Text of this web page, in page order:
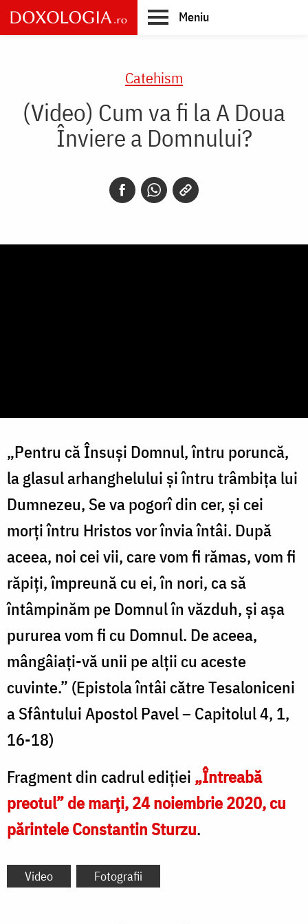
Skip
to
main
Meniu
Catehism
(Video) Cum va fi la A Doua
Înviere a Domnului?
„Pentru că Însuşi Domnul, întru poruncă,
la glasul arhanghelului şi întru trâmbiţa lui
Dumnezeu, Se va pogorî din cer, şi cei
morţi întru Hristos vor învia întâi. După
aceea, noi cei vii, care vom fi rămas, vom fi
răpiţi, împreună cu ei, în nori, ca să
întâmpinăm pe Domnul în văzduh, şi aşa
pururea vom fi cu Domnul. De aceea,
mângâiaţi-vă unii pe alţii cu aceste
cuvinte.” (Epistola întâi către Tesaloniceni
a Sfântului Apostol Pavel – Capitolul 4, 1,
16-18)
Fragment din cadrul ediției „Întreabă
preotul” de marți, 24 noiembrie 2020, cu
părintele Constantin Sturzu.
Video Fotografii